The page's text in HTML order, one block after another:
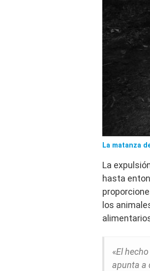
La matanza
La
hasta
los
«El
apunta a